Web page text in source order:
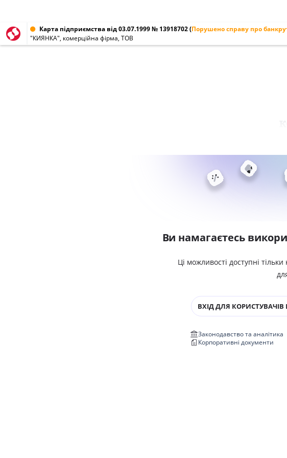
Карта підприємства від 03.07.1999 № 13918702(Порушено справу про
"КИЯНКА", комерційна фірма, ТОВ
Ви намагаєтесь
Ці можливості доступні
ВХІД ДЛЯ КОРИСТУВАЧІВ
Законодавство та аналітика
Корпоративні документи